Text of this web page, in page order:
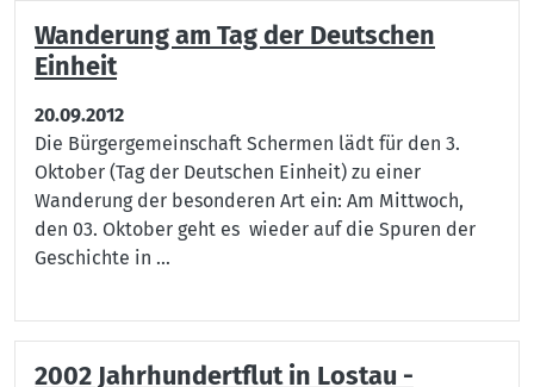
Wanderung am Tag der Deutschen
Einheit
20.09.2012
Die Bürgergemeinschaft Schermen lädt für den 3.
Oktober (Tag der Deutschen Einheit) zu einer
Wanderung der besonderen Art ein: Am Mittwoch,
den 03. Oktober geht es wieder auf die Spuren der
Geschichte in ...
2002 Jahrhundertflut in Lostau -